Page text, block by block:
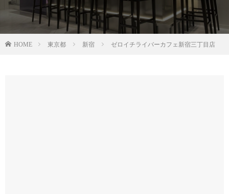
HOME 東京都 新宿 ゼロイチライバーカフェ新宿三丁目店